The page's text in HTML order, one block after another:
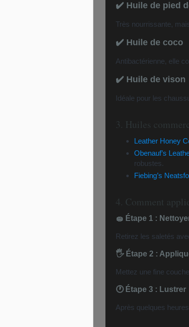
✔️ Huile de pied
Très nourrissante,
✔️ Huile de coco
Antibactérienne, elle
✔️ Huile de vison
Idéale pour les
3. Huiles
Leather Honey
Obenauf’s
robustes.
Fiebing’s
4. Comment
🧽 Étape 1 :
Retirez les saletés
🖐️ Étape 2 :
Mettez une fine
🕐 Étape 3 : Lustrer
Après quelques